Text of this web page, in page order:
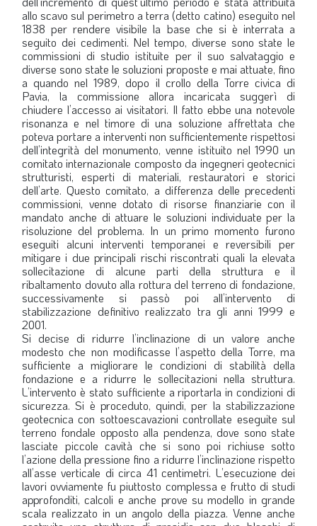
allo scavo sul perimetro a terra (detto catino) eseguito nel
1838 per rendere visibile la base che si è interrata a
seguito dei cedimenti. Nel tempo, diverse sono state le
commissioni di studio istituite per il suo salvataggio e
diverse sono state le soluzioni proposte e mai attuate, fino
a quando nel 1989, dopo il crollo della Torre civica di
Pavia, la commissione allora incaricata suggerì di
chiudere l’accesso ai visitatori. Il fatto ebbe una notevole
risonanza e nel timore di una soluzione affrettata che
poteva portare a interventi non sufficientemente rispettosi
dell’integrità del monumento, venne istituito nel 1990 un
comitato internazionale composto da ingegneri geotecnici
strutturisti, esperti di materiali, restauratori e storici
dell’arte. Questo comitato, a differenza delle precedenti
commissioni, venne dotato di risorse finanziarie con il
mandato anche di attuare le soluzioni individuate per la
risoluzione del problema. In un primo momento furono
eseguiti alcuni interventi temporanei e reversibili per
mitigare i due principali rischi riscontrati quali la elevata
sollecitazione di alcune parti della struttura e il
ribaltamento dovuto alla rottura del terreno di fondazione,
successivamente si passò poi all’intervento di
stabilizzazione definitivo realizzato tra gli anni 1999 e
2001.
Si decise di ridurre l’inclinazione di un valore anche
modesto che non modificasse l’aspetto della Torre, ma
sufficiente a migliorare le condizioni di stabilità della
fondazione e a ridurre le sollecitazioni nella struttura.
L’intervento è stato sufficiente a riportarla in condizioni di
sicurezza. Si è proceduto, quindi, per la stabilizzazione
geotecnica con sottoescavazioni controllate eseguite sul
terreno fondale opposto alla pendenza, dove sono state
lasciate piccole cavità che si sono poi richiuse sotto
l’azione della pressione fino a ridurre l’inclinazione rispetto
all’asse verticale di circa 41 centimetri. L’esecuzione dei
lavori ovviamente fu piuttosto complessa e frutto di studi
approfonditi, calcoli e anche prove su modello in grande
scala realizzato in un angolo della piazza. Venne anche